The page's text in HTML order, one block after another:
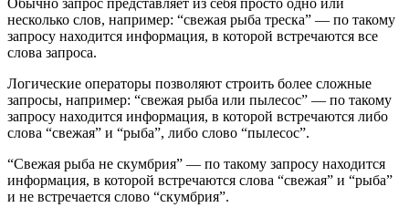
несколько слов, например: “свежая рыба треска” — по такому
запросу находится информация, в которой встречаются все
слова запроса.
Логические операторы позволяют строить более сложные
запросы, например: “свежая рыба или пылесос” — по такому
запросу находится информация, в которой встречаются либо
слова “свежая” и “рыба”, либо слово “пылесос”.
“Свежая рыба не скумбрия” — по такому запросу находится
информация, в которой встречаются слова “свежая” и “рыба”
и не встречается слово “скумбрия”.